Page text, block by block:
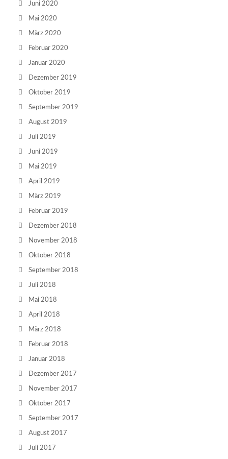
Juni 2020
Mai 2020
März 2020
Februar 2020
Januar 2020
Dezember 2019
Oktober 2019
September 2019
August 2019
Juli 2019
Juni 2019
Mai 2019
April 2019
März 2019
Februar 2019
Dezember 2018
November 2018
Oktober 2018
September 2018
Juli 2018
Mai 2018
April 2018
März 2018
Februar 2018
Januar 2018
Dezember 2017
November 2017
Oktober 2017
September 2017
August 2017
Juli 2017